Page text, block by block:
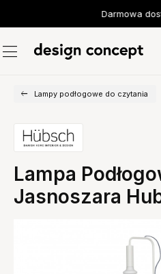
Darmowa
Lampy podłogowe do czytania
Lampa
Jasnoszara